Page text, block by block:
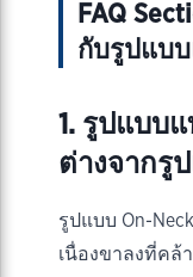
FAQ
กับรูปแบบ
1. รูปแบบ
ต่างจากรู
รูปแบบ On-
เนื่องขาลงที่ค